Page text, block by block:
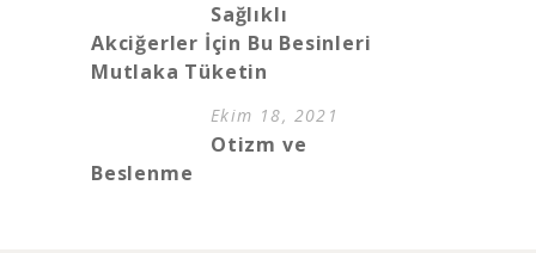
Sağlıklı
Akciğerler İçin Bu Besinleri
Mutlaka Tüketin
Ekim 18, 2021
Otizm ve
Beslenme